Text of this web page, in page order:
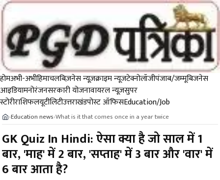
होमअभी-अभीहिमाचलबिज़नेस न्यूज़क्राइम न्यूजटेक्नोलॉजीपंजाब/जम्मूबिजनेस
आइडियामनोरंजनसरकारी योजनावायरल न्यूज़सुपर
स्टोरीराशिफलयूटीलिटीउत्तराखंडपोस्ट ऑफिसEducation/Job
›Education news›What is it that comes once in a year twice
GK Quiz In Hindi: ऐसा क्या है जो साल में 1
बार, 'माह' में 2 बार, 'सप्ताह' में 3 बार और 'वार' में
6 बार आता है?